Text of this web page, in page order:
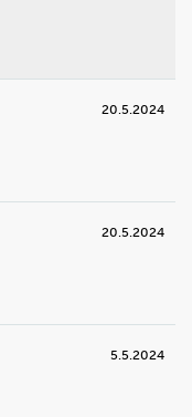
20.5.2024
20.5.2024
5.5.2024